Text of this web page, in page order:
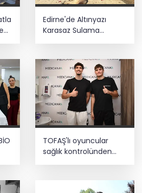
Edirne'de Altınyazı
Karasaz Sulama
TOFAŞ'lı oyuncular
sağlık kontrolünden